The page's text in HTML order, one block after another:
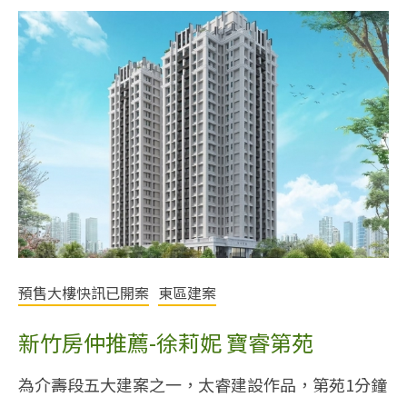
預售大樓快訊已開案 東區建案
新竹房仲推薦-徐莉妮 寶睿第苑
為介壽段五大建案之一，太睿建設作品，第苑1分鐘